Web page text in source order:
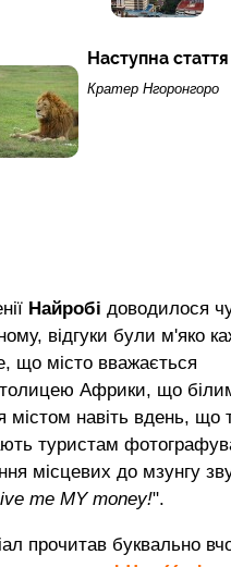
Наступна стаття
Кратер Нгоронгоро
Найробі доводилося
відгуки були м'яко
що місто вважається
Африки, що
містом навіть вдень, що
туристам
місцевих до мзунгу
me MY money!".
прочитав буквально